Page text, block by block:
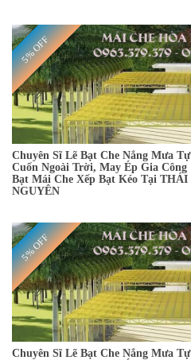
5% OFF
Chuyên Sĩ Lẽ Bạt Che Nắng Mưa Tự
Cuốn Ngoài Trời, May Ép Gia Công
Bạt Mái Che Xếp Bạt Kéo Tại THÁI
NGUYÊN
5% OFF
Chuyên Sĩ Lẽ Bạt Che Nắng Mưa Tự